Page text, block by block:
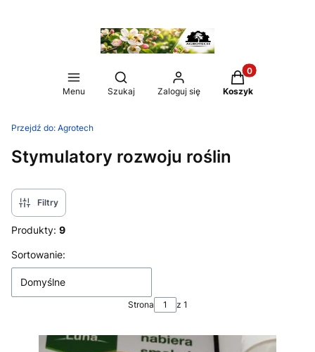
Menu
Otwórz wyszukiwarkę
Szukaj Zaloguj się
Produkty w
Koszyk
Przejdź do: Agrotech
Stymulatory rozwoju roślin
Filtry
Produkty: 9
Lista produktów
Sortowanie:
Domyślne
Strona z 1